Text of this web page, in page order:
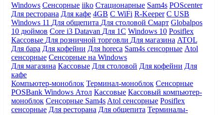
Windows Сенсорные iiko Стационарные Sam4s POScenter
Для ресторана Для кафе 4GB С WiFi R-Keeper С USB
Windows 11 Для общепита Для столовой Смарт Globalpos
10 дюймов Core i3 Datavan Для 1С Windows 10 Posiflex
Кассовые Для розничной торговли Для магазина ATOL
Для бара Для кофейни Для horeca Sam4s сенсорные Atol
сенсорные Сенсорные на Windows
Для магазина Кассовые Для столовой Для кофейни Для
кафе
Компьютер-моноблок Терминал-моноблок Сенсорные
POSBank Windows Атол Кассовые Кассовый компьютер-
моноблок Сенсорные Sam4s Atol сенсорные Posiflex
сенсорные Для ресторана Для общепита Терминалы-